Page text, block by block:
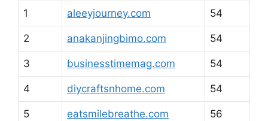
1 aleeyjourney.com 54
2 anakanjingbimo.com 54
3 businesstimemag.com 54
4 diycraftsnhome.com 54
5 eatsmilebreathe.com 56